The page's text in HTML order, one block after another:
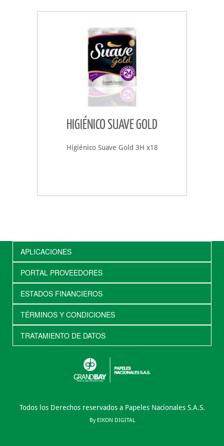
HIGIÉNICO SUAVE GOLD
Higiénico Suave Gold 3H x18
APLICACIONES
PORTAL PROVEEDORES
ESTADOS FINANCIEROS
TÉRMINOS Y CONDICIONES
TRATAMIENTO DE DATOS
Todos los Derechos reservados a Papeles Nacionales S.A.S.
By EIKON DIGITAL